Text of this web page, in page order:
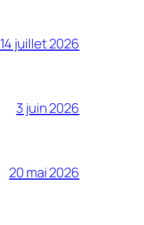
14 juillet 2026
3 juin 2026
20 mai 2026